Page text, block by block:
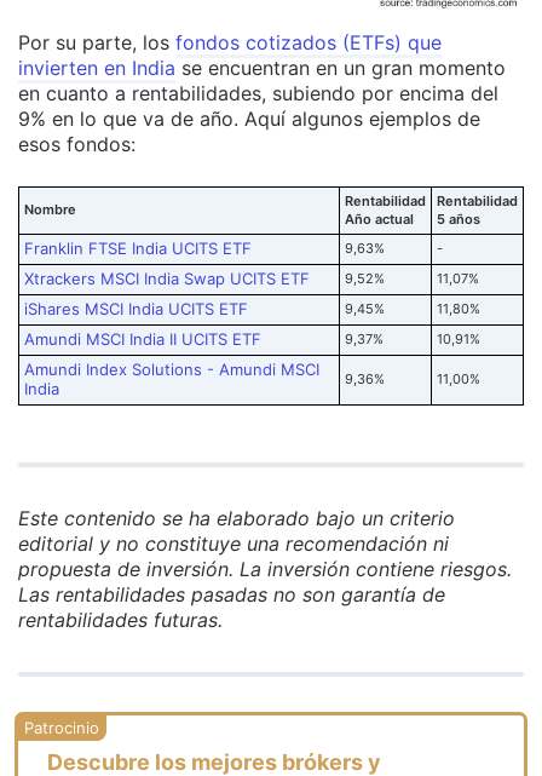
Por su parte, los fondos cotizados (ETFs) que
invierten en India se encuentran en un gran momento
en cuanto a rentabilidades, subiendo por encima del
9% en lo que va de año. Aquí algunos ejemplos de
esos fondos:
Nombre
Rentabilidad
Año actual
Rentabilidad
5 años
Franklin FTSE India UCITS ETF 9,63% -
Xtrackers MSCI India Swap UCITS ETF 9,52% 11,07%
iShares MSCI India UCITS ETF 9,45% 11,80%
Amundi MSCI India II UCITS ETF 9,37% 10,91%
Amundi Index Solutions - Amundi MSCI
India
9,36% 11,00%
Este contenido se ha elaborado bajo un criterio
editorial y no constituye una recomendación ni
propuesta de inversión. La inversión contiene riesgos.
Las rentabilidades pasadas no son garantía de
rentabilidades futuras.
Descubre los mejores brókers y